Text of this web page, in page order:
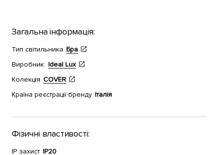
Загальна інформація:
Тип світильника Бра
Виробник: Ideal Lux
Колекція COVER
Країна реєстрації бренду Італія
Фізичні властивості:
IP захист IP20